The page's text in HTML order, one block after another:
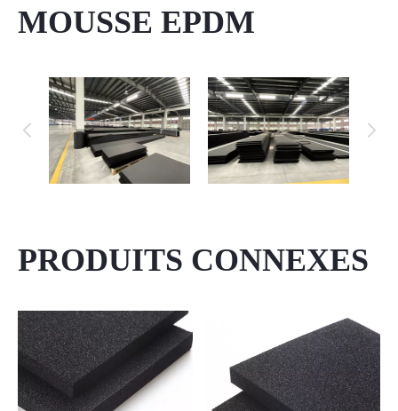
MOUSSE EPDM
PRODUITS CONNEXES